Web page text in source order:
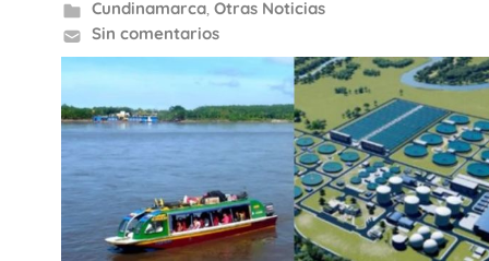
Cundinamarca, Otras Noticias
Sin comentarios